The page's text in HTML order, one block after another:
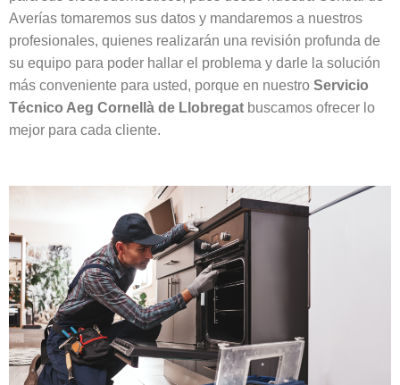
Averías tomaremos sus datos y mandaremos a nuestros
profesionales, quienes realizarán una revisión profunda de
su equipo para poder hallar el problema y darle la solución
más conveniente para usted, porque en nuestro Servicio
Técnico Aeg Cornellà de Llobregat buscamos ofrecer lo
mejor para cada cliente.